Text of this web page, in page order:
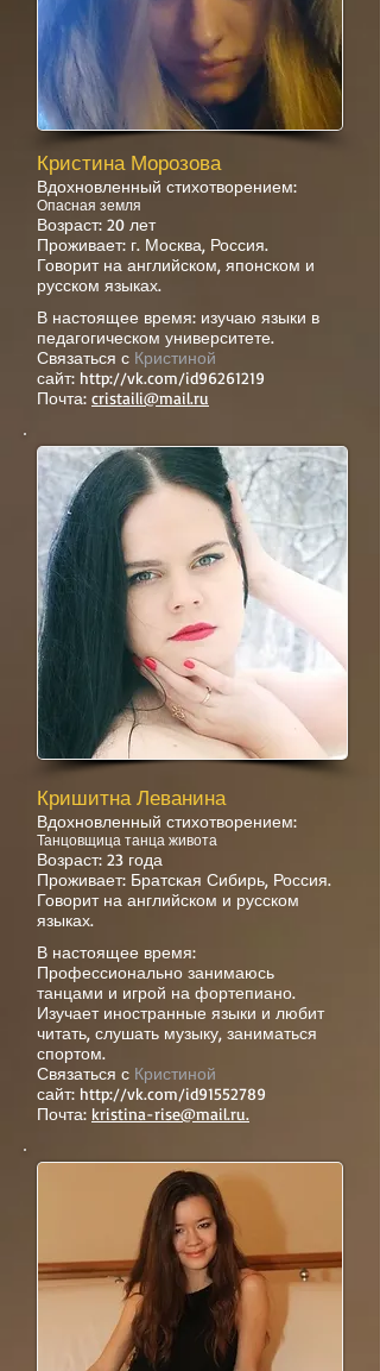
Кристина Морозова
Вдохновленный стихотворением:
Опасная земля
Возраст: 20 лет
Проживает: г. Москва, Россия.
Говорит на английском, японском и
русском языках.
В настоящее время: изучаю языки в
педагогическом университете.
Связаться с Кристиной
сайт: http://vk.com/id96261219
Почта: cristaili@mail.ru
Кришитна Леванина
Вдохновленный стихотворением:
Танцовщица танца живота
Возраст: 23 года
Проживает: Братская Сибирь, Россия.
Говорит на английском и русском
языках.
В настоящее время:
Профессионально занимаюсь
танцами и игрой на фортепиано.
Изучает иностранные языки и любит
читать, слушать музыку, заниматься
спортом.
Связаться с Кристиной
сайт: http://vk.com/id91552789
Почта: kristina-rise@mail.ru.